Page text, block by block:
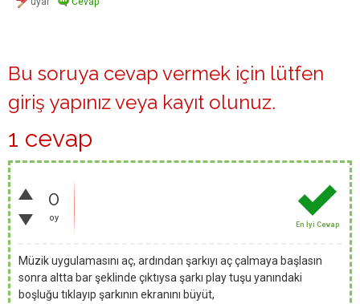
Bu soruya cevap vermek için lütfen
giriş yapınız veya kayıt olunuz.
1 cevap
0
oy
En İyi Cevap
Müzik uygulamasını aç, ardından şarkıyı aç çalmaya başlasın
sonra altta bar şeklinde çıktıysa şarkı play tuşu yanındaki
boşluğu tıklayıp şarkının ekranını büyüt,